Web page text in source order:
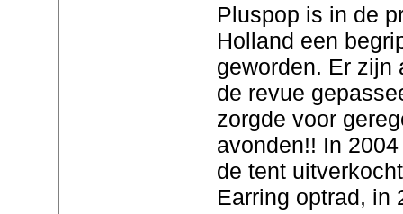
Pluspop is in de
Holland een
geworden. Er zijn
de revue
zorgde voor
avonden!! In
de tent
Earring optrad, in